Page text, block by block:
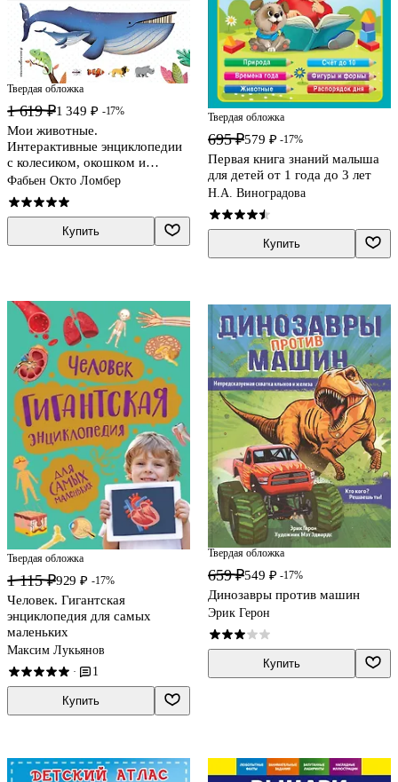
Твердая обложка
1 619 ₽1 349 ₽ -17%
Мои животные.
Интерактивные энциклопедии
с колесиком, окошком и
постером
Фабьен Окто Ломбер
Купить
Твердая обложка
695 ₽579 ₽ -17%
Первая книга знаний малыша
для детей от 1 года до 3 лет
Н.А. Виноградова
Купить
Твердая обложка
1 115 ₽929 ₽ -17%
Человек. Гигантская
энциклопедия для самых
маленьких
Максим Лукьянов
· 1
Купить
Твердая обложка
659 ₽549 ₽ -17%
Динозавры против машин
Эрик Герон
Купить